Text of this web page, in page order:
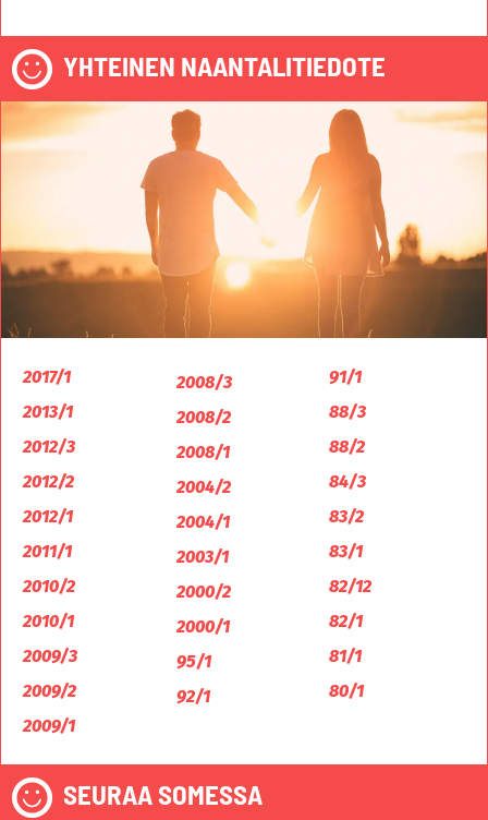
YHTEINEN NAANTALITIEDOTE
2017/1
2013/1
2012/3
2012/2
2012/1
2011/1
2010/2
2010/1
2009/3
2009/2
2009/1
2008/3
2008/2
2008/1
2004/2
2004/1
2003/1
2000/2
2000/1
95/1
92/1
91/1
88/3
88/2
84/3
83/2
83/1
82/12
82/1
81/1
80/1
SEURAA SOMESSA